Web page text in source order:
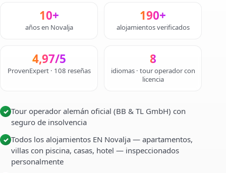
10+
años en Novalja
190+
alojamientos verificados
4,97/5
ProvenExpert · 108 reseñas
8
idiomas · tour operador con
licencia
✓ Tour operador alemán oficial (BB & TL GmbH) con
seguro de insolvencia
✓ Todos los alojamientos EN Novalja — apartamentos,
villas con piscina, casas, hotel — inspeccionados
personalmente